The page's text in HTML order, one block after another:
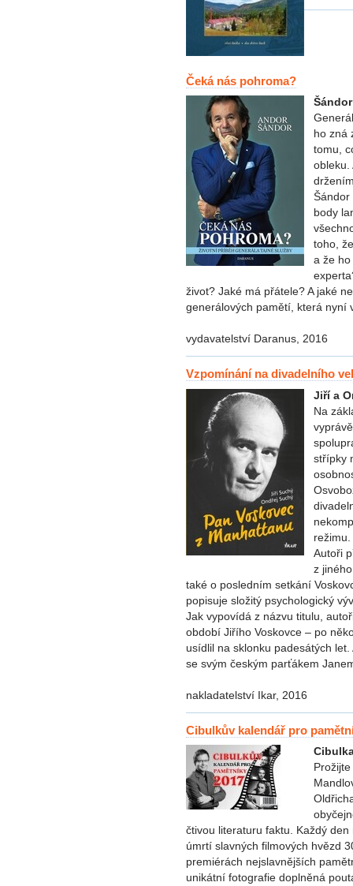
Čeká nás pohroma?
ho zná
tomu,
obleku.
Šándor
body
toho,
a že
život? Jaké má přátele? A jaké
generálových pamětí, která nyní
vydavatelství Daranus, 2016
Vzpomínání na divadelního
Jiří a
Na
střípky
režimu.
Autoři
z
také o posledním setkání
popisuje složitý psychologický
Jak vypovídá z názvu titulu,
období Jiřího Voskovce – po
usídlil na sklonku padesátých
se svým českým parťákem
nakladatelství Ikar, 2016
Cibulkův kalendář pro
čtivou literaturu faktu. Každý
úmrtí slavných filmových hvězd
premiérách nejslavnějších
unikátní fotografie doplněná